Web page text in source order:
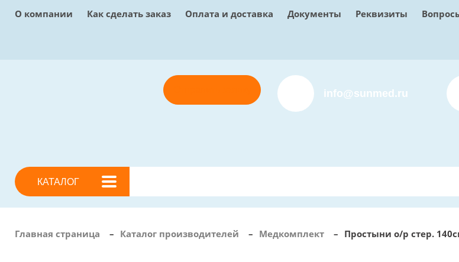
О компании Как сделать заказ Оплата и доставка Документы Реквизиты
info@sunmed.ru
КАТАЛОГ
Главная страница – Каталог производителей – Медкомплект – Простыни о/р стер.